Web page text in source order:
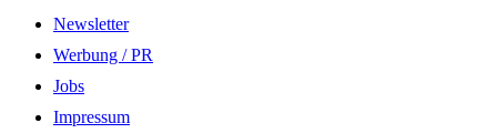
Newsletter
Werbung / PR
Jobs
Impressum